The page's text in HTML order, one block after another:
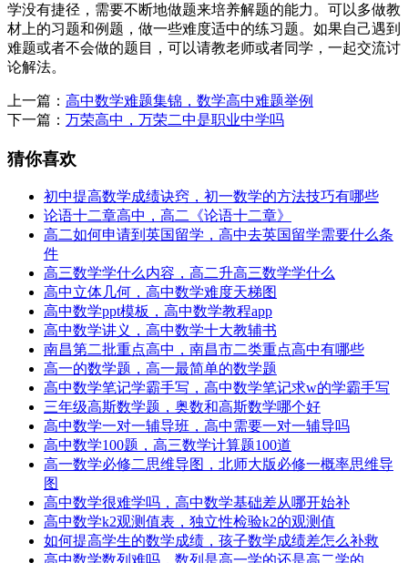
学没有捷径，需要不断地做题来培养解题的能力。可以多做教
材上的习题和例题，做一些难度适中的练习题。如果自己遇到
难题或者不会做的题目，可以请教老师或者同学，一起交流讨
论解法。
上一篇： 高中数学难题集锦，数学高中难题举例
下一篇： 万荣高中，万荣二中是职业中学吗
猜你喜欢
初中提高数学成绩诀窍，初一数学的方法技巧有哪些
论语十二章高中，高二《论语十二章》
高二如何申请到英国留学，高中去英国留学需要什么条
件
高三数学学什么内容，高二升高三数学学什么
高中立体几何，高中数学难度天梯图
高中数学ppt模板，高中数学教程app
高中数学讲义，高中数学十大教辅书
南昌第二批重点高中，南昌市二类重点高中有哪些
高一的数学题，高一最简单的数学题
高中数学笔记学霸手写，高中数学笔记求w的学霸手写
三年级高斯数学题，奥数和高斯数学哪个好
高中数学一对一辅导班，高中需要一对一辅导吗
高中数学100题，高三数学计算题100道
高一数学必修二思维导图，北师大版必修一概率思维导
图
高中数学很难学吗，高中数学基础差从哪开始补
高中数学k2观测值表，独立性检验k2的观测值
如何提高学生的数学成绩，孩子数学成绩差怎么补救